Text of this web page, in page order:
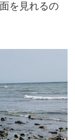
を見れるの